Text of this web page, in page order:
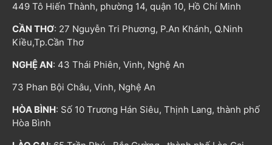
449 Tô Hiến Thành, phường 14, quận 10, Hồ Chí Minh
CẦN THƠ: 27 Nguyễn Tri Phương, P.An Khánh, Q.Ninh
Kiều,Tp.Cần Thơ
NGHỆ AN: 43 Thái Phiên, Vinh, Nghệ An
73 Phan Bội Châu, Vinh, Nghệ An
HÒA BÌNH: Số 10 Trương Hán Siêu, Thịnh Lang, thành phố
Hòa Bình